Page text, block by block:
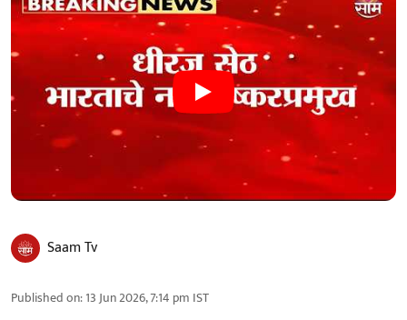
Saam Tv
Published on:13 Jun 2026, 7:14 pm IST